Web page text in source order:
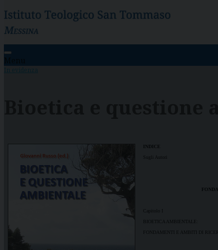
In evidenza
INDICE
Sugli Autori
Capitolo I
BIOETICA AMBIENTALE:
FONDAMENTI E AMBITI DI